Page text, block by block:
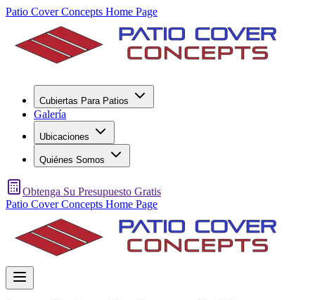
Patio Cover Concepts Home Page
Cubiertas Para Patios
Galería
Ubicaciones
Quiénes Somos
Obtenga Su Presupuesto Gratis
Patio Cover Concepts Home Page